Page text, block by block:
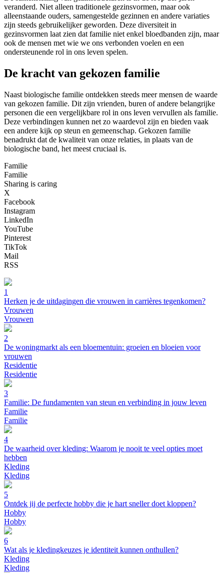
veranderd. Niet alleen traditionele gezinsvormen, maar ook
alleenstaande ouders, samengestelde gezinnen en andere variaties
zijn steeds gebruikelijker geworden. Deze diversiteit in
gezinsvormen laat zien dat familie niet enkel bloedbanden zijn, maar
ook de mensen met wie we ons verbonden voelen en een
ondersteunende rol in ons leven spelen.
De kracht van gekozen familie
Naast biologische familie ontdekken steeds meer mensen de waarde
van gekozen familie. Dit zijn vrienden, buren of andere belangrijke
personen die een vergelijkbare rol in ons leven vervullen als familie.
Deze verbindingen kunnen net zo waardevol zijn en bieden vaak
een andere kijk op steun en gemeenschap. Gekozen familie
benadrukt dat de kwaliteit van onze relaties, in plaats van de
biologische band, het meest cruciaal is.
Familie
Familie
Sharing is caring
X
Facebook
Instagram
LinkedIn
YouTube
Pinterest
TikTok
Mail
RSS
1
Herken je de uitdagingen die vrouwen in carrières tegenkomen?
Vrouwen
Vrouwen
2
De woningmarkt als een bloementuin: groeien en bloeien voor
vrouwen
Residentie
Residentie
3
Familie: De fundamenten van steun en verbinding in jouw leven
Familie
Familie
4
De waarheid over kleding: Waarom je nooit te veel opties moet
hebben
Kleding
Kleding
5
Ontdek jij de perfecte hobby die je hart sneller doet kloppen?
Hobby
Hobby
6
Wat als je kledingkeuzes je identiteit kunnen onthullen?
Kleding
Kleding